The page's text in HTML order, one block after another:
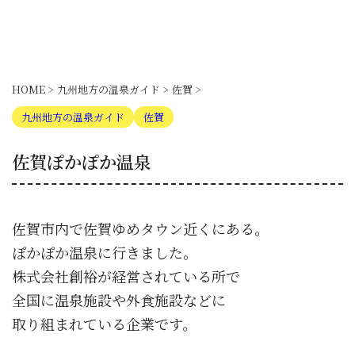
HOME > 九州地方の温泉ガイド > 佐賀 >
九州地方の温泉ガイド
佐賀
佐賀ぽかぽか温泉
佐賀市内で佐賀ゆめタウン近くにある。
ぽかぽか温泉に行きました。
株式会社創裕が経営されている所で
全国に温泉施設や外食施設などに
取り組まれている企業です。